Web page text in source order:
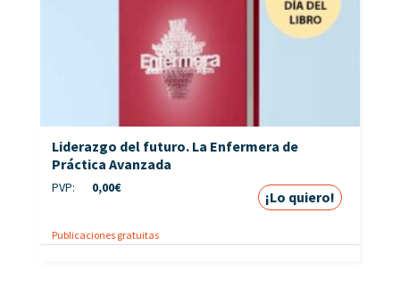
Liderazgo del futuro. La Enfermera de
Práctica Avanzada
PVP: 0,00€
¡Lo quiero!
Publicaciones gratuitas